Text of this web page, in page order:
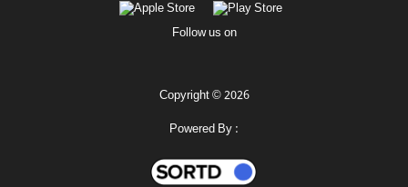
Follow us on
Copyright © 2026
Powered By :